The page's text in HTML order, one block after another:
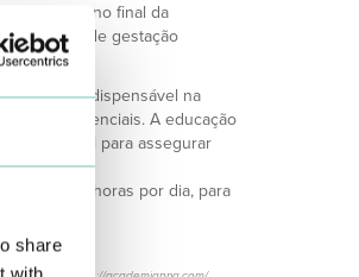
share
fetais no final da
semanas de gestação
indispensável na
potenciais. A educação
é crucial para assegurar
bebé.
24 horas por dia, para